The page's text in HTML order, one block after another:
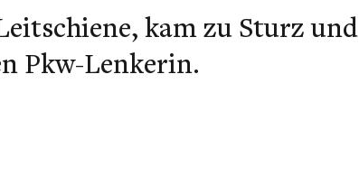
kam zu Sturz und
Pkw-Lenkerin.